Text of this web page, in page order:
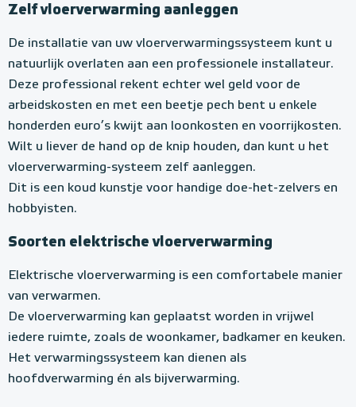
r
i
s
c
h
e
v
l
o
e
r
v
e
r
w
Zelf vloerverwarming aanleggen
De installatie van uw vloerverwarmingssysteem kunt u
natuurlijk overlaten aan een professionele installateur.
Deze professional rekent echter wel geld voor de
arbeidskosten en met een beetje pech bent u enkele
honderden euro’s kwijt aan loonkosten en voorrijkosten.
Wilt u liever de hand op de knip houden, dan kunt u het
vloerverwarming-systeem zelf aanleggen.
Dit is een koud kunstje voor handige doe-het-zelvers en
hobbyisten.
Soorten elektrische vloerverwarming
Elektrische vloerverwarming is een comfortabele manier
van verwarmen.
De vloerverwarming kan geplaatst worden in vrijwel
iedere ruimte, zoals de woonkamer, badkamer en keuken.
Het verwarmingssysteem kan dienen als
hoofdverwarming én als bijverwarming.